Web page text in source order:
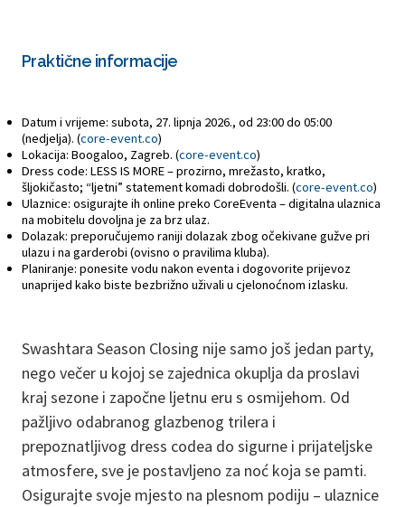
Praktične informacije
Datum i vrijeme: subota, 27. lipnja 2026., od 23:00 do 05:00
(nedjelja). (core-event.co)
Lokacija: Boogaloo, Zagreb. (core-event.co)
Dress code: LESS IS MORE – prozirno, mrežasto, kratko,
šljokičasto; “ljetni” statement komadi dobrodošli. (core-event.co)
Ulaznice: osigurajte ih online preko CoreEventa – digitalna ulaznica
na mobitelu dovoljna je za brz ulaz.
Dolazak: preporučujemo raniji dolazak zbog očekivane gužve pri
ulazu i na garderobi (ovisno o pravilima kluba).
Planiranje: ponesite vodu nakon eventa i dogovorite prijevoz
unaprijed kako biste bezbrižno uživali u cjelonoćnom izlasku.
Swashtara Season Closing nije samo još jedan party,
nego večer u kojoj se zajednica okuplja da proslavi
kraj sezone i započne ljetnu eru s osmijehom. Od
pažljivo odabranog glazbenog trilera i
prepoznatljivog dress codea do sigurne i prijateljske
atmosfere, sve je postavljeno za noć koja se pamti.
Osigurajte svoje mjesto na plesnom podiju – ulaznice